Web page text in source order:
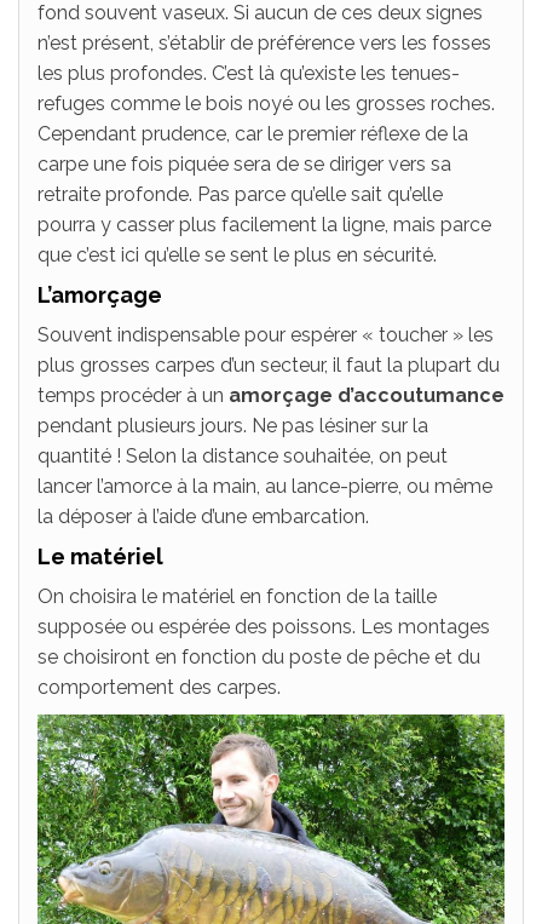
fond souvent vaseux. Si aucun de ces deux signes
n’est présent, s’établir de préférence vers les fosses
les plus profondes. C’est là qu’existe les tenues-
refuges comme le bois noyé ou les grosses roches.
Cependant prudence, car le premier réflexe de la
carpe une fois piquée sera de se diriger vers sa
retraite profonde. Pas parce qu’elle sait qu’elle
pourra y casser plus facilement la ligne, mais parce
que c’est ici qu’elle se sent le plus en sécurité.
L’amorçage
Souvent indispensable pour espérer « toucher » les
plus grosses carpes d’un secteur, il faut la plupart du
temps procéder à un amorçage d’accoutumance
pendant plusieurs jours. Ne pas lésiner sur la
quantité ! Selon la distance souhaitée, on peut
lancer l’amorce à la main, au lance-pierre, ou même
la déposer à l’aide d’une embarcation.
Le matériel
On choisira le matériel en fonction de la taille
supposée ou espérée des poissons. Les montages
se choisiront en fonction du poste de pêche et du
comportement des carpes.